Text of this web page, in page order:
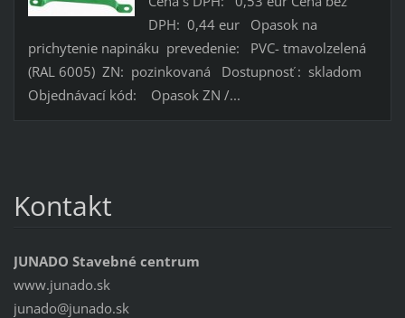
DPH: 0,44 eur Opasok na
prichytenie napináku prevedenie: PVC- tmavolzelená
(RAL 6005) ZN: pozinkovaná Dostupnosť : skladom
Objednávací kód: Opasok ZN /...
Kontakt
JUNADO Stavebné centrum
www.junado.sk
junado@junado.sk